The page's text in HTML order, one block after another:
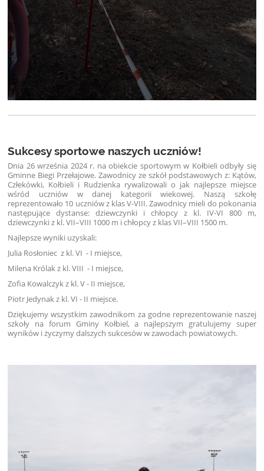
Sukcesy sportowe naszych uczniów!
Dnia 26 września 2024 r. na obiekcie sportowym w Kołbieli odbyły się
Gminne Biegi Przełajowe. Zawodnicy ze szkół podstawowych z: Kątów,
Człekówki, Kołbieli i Rudzienka rywalizowali o jak najlepsze miejsce
wśród uczniów w danej kategorii wiekowej. Naszą szkołę
reprezentowało 10 uczniów z klas V-VIII. Zawodnicy mieli do pokonania
następujące dystanse: dziewczynki i chłopcy z kl. IV-VI 800 m,
dziewczynki z kl. VII–VIII 1000 m i chłopcy z klas VII–VIII 1500 m.
Najlepsze wyniki uzyskali:
Julia Rosłoniec z kl. VI - I miejsce,
Milena Królak z kl. VIII - I miejsce,
Zofia Kowalczyk z kl. V- II miejsce,
Piotr Jedynak z kl. VI - II miejsce.
Dziękujemy wszystkim zawodnikom za godne reprezentowanie naszej
szkoły na forum Gminy Kołbiel, a najlepszym gratulujemy super
wyników i życzymy dalszych sukcesów w zawodach powiatowych.